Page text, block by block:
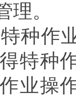
理。
种作
特种
业操